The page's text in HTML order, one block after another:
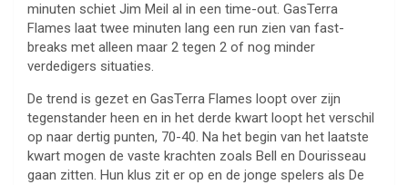
minuten schiet Jim Meil al in een time-out. GasTerra
Flames laat twee minuten lang een run zien van fast-
breaks met alleen maar 2 tegen 2 of nog minder
verdedigers situaties.
De trend is gezet en GasTerra Flames loopt over zijn
tegenstander heen en in het derde kwart loopt het verschil
op naar dertig punten, 70-40. Na het begin van het laatste
kwart mogen de vaste krachten zoals Bell en Dourisseau
gaan zitten. Hun klus zit er op en de jonge spelers als De